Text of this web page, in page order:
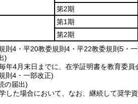
第2期
第1期
第2期
則4・平20教委規則4・平22教委規則5・
)
年4月末日までに、在学証明書を教育委員
則4・一部改正)
の届出)
した場合において、なお、継続して奨学